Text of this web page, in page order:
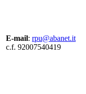
E-mail: rpu@abanet.it
c.f. 92007540419